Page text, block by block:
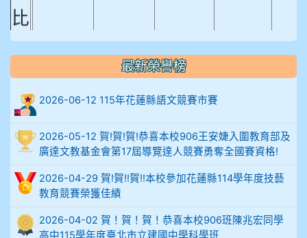
比
例
906陳兆宏 5A10+ 作文5
912余 嘉 5A10+
914謝佩臻 5A10+
902蘇奕愷
903陳品帆
904彭子庭
最新榮譽榜
2026-06-12 115年花蓮縣語文競賽市賽
2026-05-12 賀!賀!賀!恭喜本校906王安婕入圍教育部及
廣達文教基金會第17屆導覽達人競賽勇奪全國賽資格!
2026-04-29 賀!賀!!賀!!本校參加花蓮縣114學年度技藝
教育競賽榮獲佳績
2026-04-02 賀！賀！賀！恭喜本校906班陳兆宏同學
高中115學年度臺北市立建國中學科學班